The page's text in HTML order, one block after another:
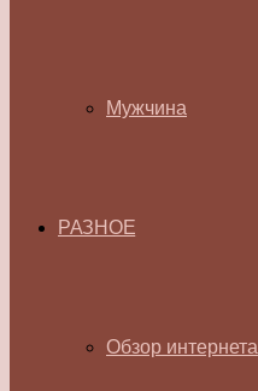
Мужчина
РАЗНОЕ
Обзор интернета